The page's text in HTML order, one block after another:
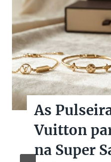
As
Vuitton
na Super